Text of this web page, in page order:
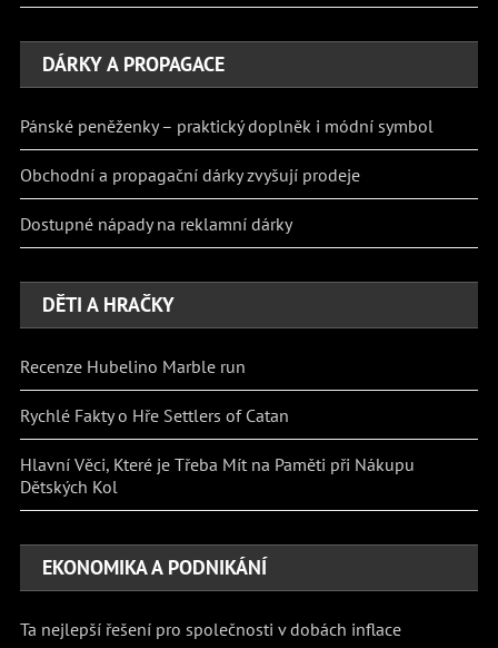
DÁRKY A PROPAGACE
Pánské peněženky – praktický doplněk i módní symbol
Obchodní a propagační dárky zvyšují prodeje
Dostupné nápady na reklamní dárky
DĚTI A HRAČKY
Recenze Hubelino Marble run
Rychlé Fakty o Hře Settlers of Catan
Hlavní Věci, Které je Třeba Mít na Paměti při Nákupu
Dětských Kol
EKONOMIKA A PODNIKÁNÍ
Ta nejlepší řešení pro společnosti v dobách inflace